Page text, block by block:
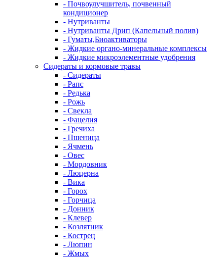
- Почвоулучшитель, почвенный
кондиционер
- Нутриванты
- Нутриванты Дрип (Капельный полив)
- Гуматы,Биоактиваторы
- Жидкие органо-минеральные комплексы
- Жидкие микроэлементные удобрения
Сидераты и кормовые травы
- Сидераты
- Рапс
- Редька
- Рожь
- Свекла
- Фацелия
- Гречиха
- Пшеница
- Ячмень
- Овес
- Мордовник
- Люцерна
- Вика
- Горох
- Горчица
- Донник
- Клевер
- Козлятник
- Кострец
- Люпин
- Жмых